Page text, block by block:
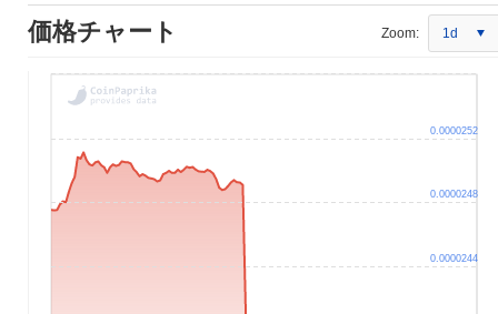
価格チャート Zoom: 1d
0.0000244
0.0000248
0.0000252